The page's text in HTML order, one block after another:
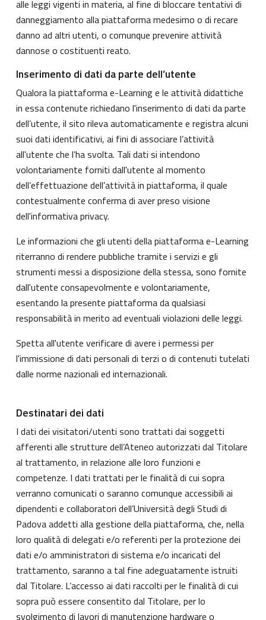
alle leggi vigenti in materia, al fine di bloccare tentativi di
danneggiamento alla piattaforma medesimo o di recare
danno ad altri utenti, o comunque prevenire attività
dannose o costituenti reato.
Inserimento di dati da parte dell’utente
Qualora la piattaforma e-Learning e le attività didattiche
in essa contenute richiedano l'inserimento di dati da parte
dell’utente, il sito rileva automaticamente e registra alcuni
suoi dati identificativi, ai fini di associare l’attività
all'utente che l’ha svolta. Tali dati si intendono
volontariamente forniti dall'utente al momento
dell’effettuazione dell’attività in piattaforma, il quale
contestualmente conferma di aver preso visione
dell'informativa privacy.
Le informazioni che gli utenti della piattaforma e-Learning
riterranno di rendere pubbliche tramite i servizi e gli
strumenti messi a disposizione della stessa, sono fornite
dall'utente consapevolmente e volontariamente,
esentando la presente piattaforma da qualsiasi
responsabilità in merito ad eventuali violazioni delle leggi.
Spetta all'utente verificare di avere i permessi per
l'immissione di dati personali di terzi o di contenuti tutelati
dalle norme nazionali ed internazionali.
Destinatari dei dati
I dati dei visitatori/utenti sono trattati dai soggetti
afferenti alle strutture dell’Ateneo autorizzati dal Titolare
al trattamento, in relazione alle loro funzioni e
competenze. I dati trattati per le finalità di cui sopra
verranno comunicati o saranno comunque accessibili ai
dipendenti e collaboratori dell’Università degli Studi di
Padova addetti alla gestione della piattaforma, che, nella
loro qualità di delegati e/o referenti per la protezione dei
dati e/o amministratori di sistema e/o incaricati del
trattamento, saranno a tal fine adeguatamente istruiti
dal Titolare. L’accesso ai dati raccolti per le finalità di cui
sopra può essere consentito dal Titolare, per lo
svolgimento di lavori di manutenzione hardware o